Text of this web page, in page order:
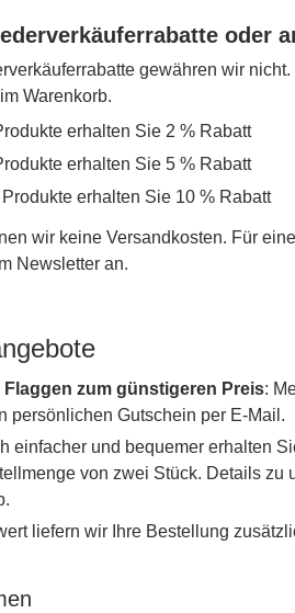
oder
gewähren wir
Warenkorb.
erhalten Sie 2 % Rabatt
erhalten Sie 5 % Rabatt
erhalten Sie 10 % Rabatt
wir keine Versandkosten. Für
Newsletter an.
Flaggen zum günstigeren Preis:
persönlichen Gutschein per E-Mail.
einfacher und bequemer erhalten
von zwei Stück. Details zu
liefern wir Ihre Bestellung